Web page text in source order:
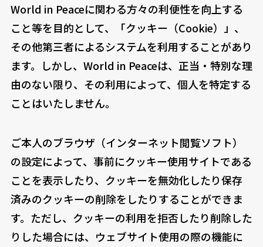
World in Peaceに関わる方々の利便性を向上する
こと等を目的として、「クッキー（Cookie）」、
その他第三者によるシステムを利用することがあり
ます。しかし、World in Peaceは、正当・特別な理
由のない限り、その利用によって、個人を特定する
ことはいたしません。
ご本人のブラウザ（インターネット閲覧ソフト）
の設定によって、事前にクッキー使用サイトである
ことを表示したり、クッキーを無効化したり保存
済みのクッキーの削除をしたりすることができま
す。ただし、クッキーの利用を拒否したり削除した
りした場合には、ウェブサイト使用の際の機能に